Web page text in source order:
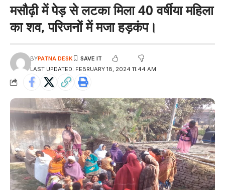
मसौढ़ी में पेड़ से लटका मिला 40 वर्षीया महिला
का शव, परिजनों में मजा हड़कंप।
LAST UPDATED: FEBRUARY 18, 2024 11:44 AM
BYPATNA DESK